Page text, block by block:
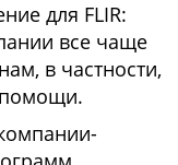
для FLIR:
все чаще
в частности,
помощи.